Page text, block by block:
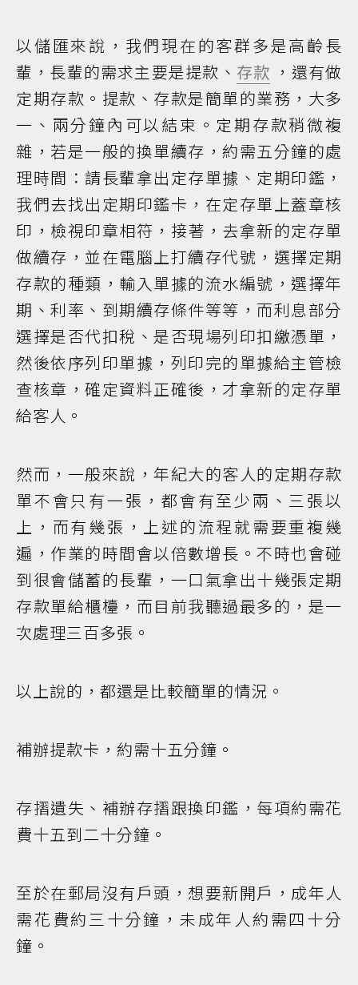
以儲匯來說，我們現在的客群多是高齡長
輩，長輩的需求主要是提款、 存款 ，還有做
定期存款。提款、存款是簡單的業務，大多
一、兩分鐘內可以結束。定期存款稍微複
雜，若是一般的換單續存，約需五分鐘的處
理時間：請長輩拿出定存單據、定期印鑑，
我們去找出定期印鑑卡，在定存單上蓋章核
印，檢視印章相符，接著，去拿新的定存單
做續存，並在電腦上打續存代號，選擇定期
存款的種類，輸入單據的流水編號，選擇年
期、利率、到期續存條件等等，而利息部分
選擇是否代扣稅、是否現場列印扣繳憑單，
然後依序列印單據，列印完的單據給主管檢
查核章，確定資料正確後，才拿新的定存單
給客人。
然而，一般來說，年紀大的客人的定期存款
單不會只有一張，都會有至少兩、三張以
上，而有幾張，上述的流程就需要重複幾
遍，作業的時間會以倍數增長。不時也會碰
到很會儲蓄的長輩，一口氣拿出十幾張定期
存款單給櫃檯，而目前我聽過最多的，是一
次處理三百多張。
以上說的，都還是比較簡單的情況。
補辦提款卡，約需十五分鐘。
存摺遺失、補辦存摺跟換印鑑，每項約需花
費十五到二十分鐘。
至於在郵局沒有戶頭，想要新開戶，成年人
需花費約三十分鐘，未成年人約需四十分
鐘。